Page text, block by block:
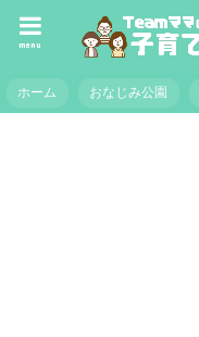
menu
ホーム おなじみ公園